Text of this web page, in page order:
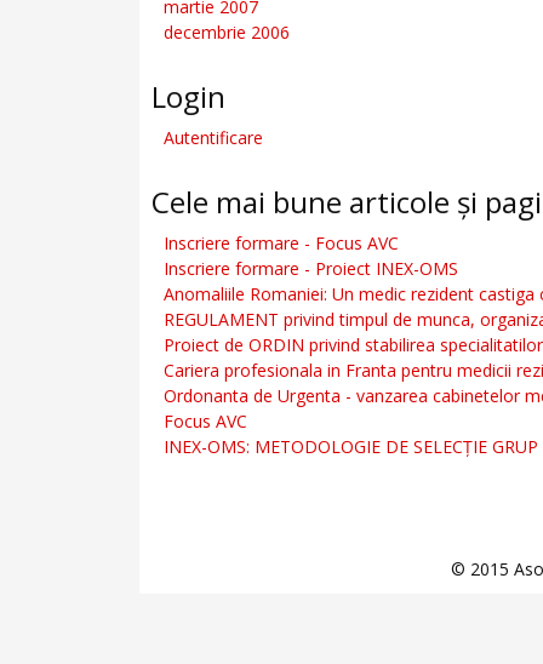
martie 2007
decembrie 2006
Login
Autentificare
Cele mai bune articole și
Inscriere formare - Focus AVC
Inscriere formare - Proiect INEX-OMS
Anomaliile Romaniei: Un medic rezident
REGULAMENT privind timpul de munca,
Proiect de ORDIN privind stabilirea
Cariera profesionala in Franta pentru medicii
Ordonanta de Urgenta - vanzarea cabinetelor
Focus AVC
INEX-OMS: METODOLOGIE DE SELECȚIE
© 2015